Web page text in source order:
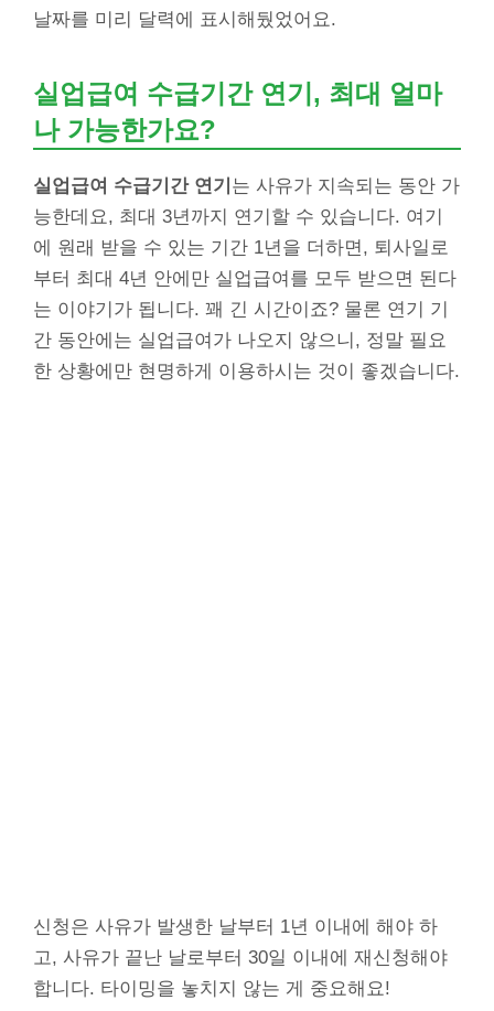
날짜를 미리 달력에 표시해뒀었어요.
실업급여 수급기간 연기, 최대 얼마
나 가능한가요?
실업급여 수급기간 연기 는 사유가 지속되는 동안 가
능한데요, 최대 3년까지 연기할 수 있습니다. 여기
에 원래 받을 수 있는 기간 1년을 더하면, 퇴사일로
부터 최대 4년 안에만 실업급여를 모두 받으면 된다
는 이야기가 됩니다. 꽤 긴 시간이죠? 물론 연기 기
간 동안에는 실업급여가 나오지 않으니, 정말 필요
한 상황에만 현명하게 이용하시는 것이 좋겠습니다.
신청은 사유가 발생한 날부터 1년 이내에 해야 하
고, 사유가 끝난 날로부터 30일 이내에 재신청해야
합니다. 타이밍을 놓치지 않는 게 중요해요!